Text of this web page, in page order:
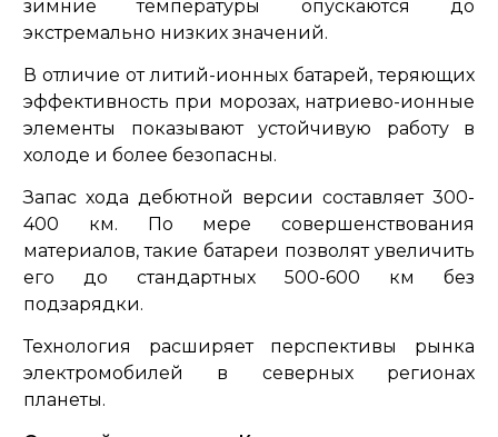
зимние температуры опускаются до
экстремально низких значений.
В отличие от литий-ионных батарей, теряющих
эффективность при морозах, натриево-ионные
элементы показывают устойчивую работу в
холоде и более безопасны.
Запас хода дебютной версии составляет 300-
400 км. По мере совершенствования
материалов, такие батареи позволят увеличить
его до стандартных 500-600 км без
подзарядки.
Технология расширяет перспективы рынка
электромобилей в северных регионах
планеты.